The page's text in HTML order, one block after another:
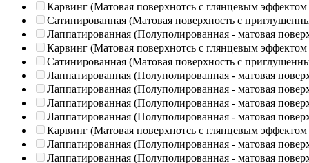
Карвинг (Матовая поверхнотсь с глянцевым эффектом
Сатинированная (Матовая поверхность с
Лаппатированная (Полуполированная - матовая
Карвинг (Матовая поверхнотсь с глянцевым эффектом
Сатинированная (Матовая поверхность с
Лаппатированная (Полуполированная - матовая
Лаппатированная (Полуполированная - матовая
Лаппатированная (Полуполированная - матовая
Лаппатированная (Полуполированная - матовая
Карвинг (Матовая поверхнотсь с глянцевым эффектом
Лаппатированная (Полуполированная - матовая
Лаппатированная (Полуполированная - матовая